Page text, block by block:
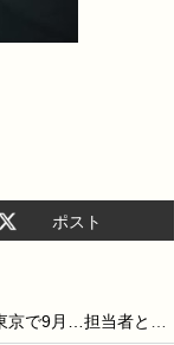
ポスト
海外大学進学フェア、大阪・東京で9月…担当者と個別相談